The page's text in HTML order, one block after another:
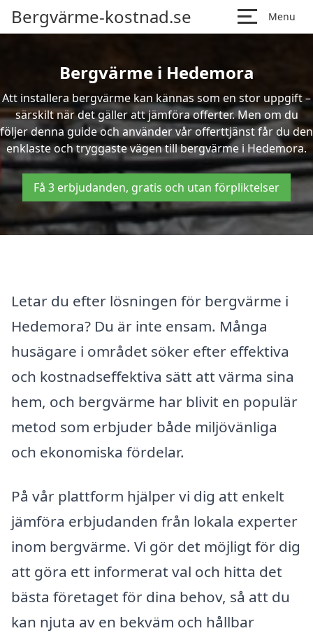
Bergvärme-kostnad.se Menu
Bergvärme i Hedemora
Att installera bergvärme kan kännas som en stor uppgift –
särskilt när det gäller att jämföra offerter. Men om du
följer denna guide och använder vår offerttjänst får du den
enklaste och tryggaste vägen till bergvärme i Hedemora.
Få 3 erbjudanden, gratis och utan förpliktelser
Letar du efter lösningen för bergvärme i
Hedemora? Du är inte ensam. Många
husägare i området söker efter effektiva
och kostnadseffektiva sätt att värma sina
hem, och bergvärme har blivit en populär
metod som erbjuder både miljövänliga
och ekonomiska fördelar.
På vår plattform hjälper vi dig att enkelt
jämföra erbjudanden från lokala experter
inom bergvärme. Vi gör det möjligt för dig
att göra ett informerat val och hitta det
bästa företaget för dina behov, så att du
kan njuta av en bekväm och hållbar